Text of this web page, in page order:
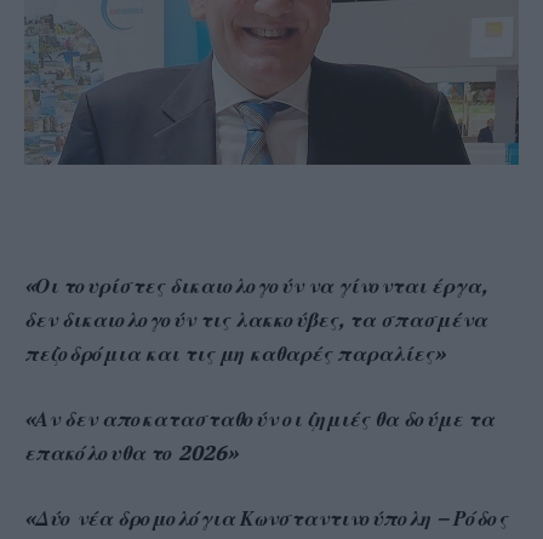
«Οι τουρίστες δικαιολογούν να γίνονται έργα,
δεν δικαιολογούν τις λακκούβες, τα σπασμένα
πεζοδρόμια και τις μη καθαρές παραλίες»
«Αν δεν αποκατασταθούν οι ζημιές θα δούμε τα
επακόλουθα το 2026»
«Δύο νέα δρομολόγια Κωνσταντινούπολη – Ρόδος